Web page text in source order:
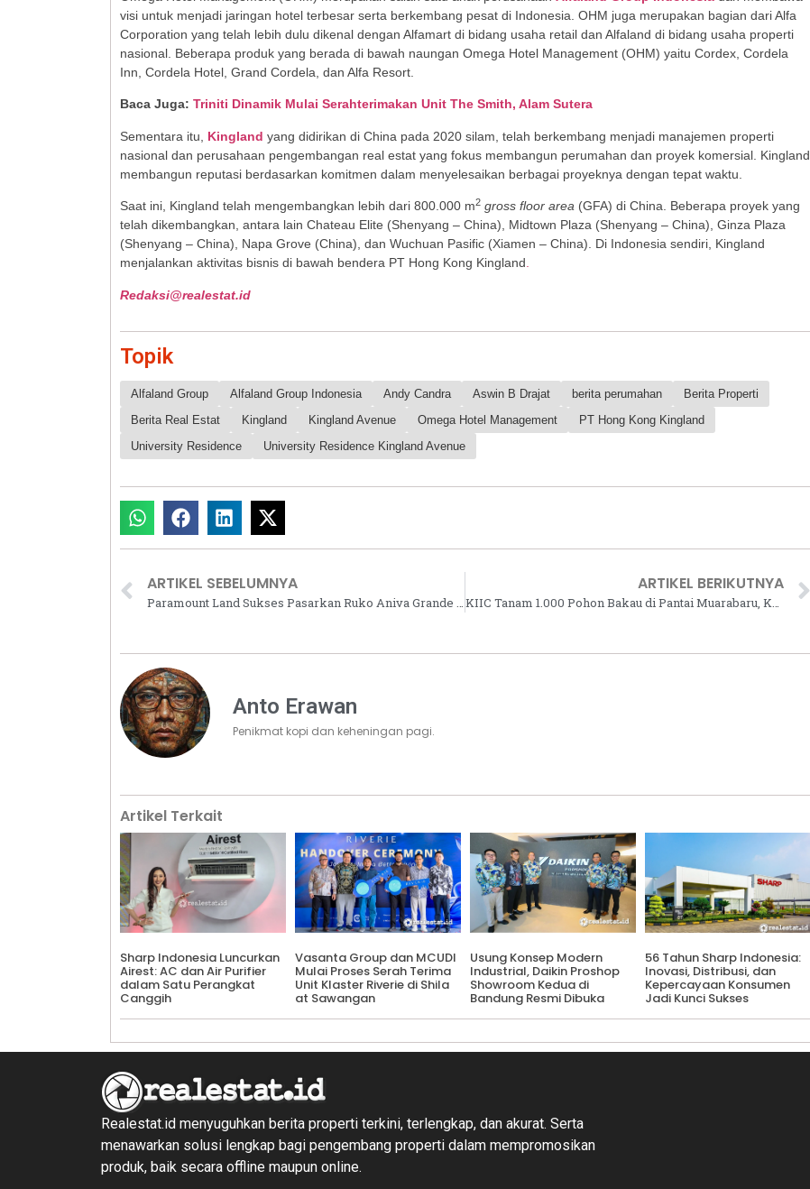
visi untuk menjadi jaringan hotel terbesar serta berkembang pesat di Indonesia. OHM juga merupakan bagian dari Alfa
Corporation yang telah lebih dulu dikenal dengan Alfamart di bidang usaha retail dan Alfaland di bidang usaha properti
nasional. Beberapa produk yang berada di bawah naungan Omega Hotel Management (OHM) yaitu Cordex, Cordela
Inn, Cordela Hotel, Grand Cordela, dan Alfa Resort.
Baca Juga: Triniti Dinamik Mulai Serahterimakan Unit The Smith, Alam Sutera
Sementara itu, Kingland yang didirikan di China pada 2020 silam, telah berkembang menjadi manajemen properti
nasional dan perusahaan pengembangan real estat yang fokus membangun perumahan dan proyek komersial. Kingland
membangun reputasi berdasarkan komitmen dalam menyelesaikan berbagai proyeknya dengan tepat waktu.
Saat ini, Kingland telah mengembangkan lebih dari 800.000 m2 gross floor area (GFA) di China. Beberapa proyek yang
telah dikembangkan, antara lain Chateau Elite (Shenyang – China), Midtown Plaza (Shenyang – China), Ginza Plaza
(Shenyang – China), Napa Grove (China), dan Wuchuan Pasific (Xiamen – China). Di Indonesia sendiri, Kingland
menjalankan aktivitas bisnis di bawah bendera PT Hong Kong Kingland.
Redaksi@realestat.id
Topik
Alfaland Group Alfaland Group Indonesia Andy Candra Aswin B Drajat berita perumahan
Berita Properti
Berita Real Estat
Kingland Kingland Avenue Omega Hotel Management
PT Hong Kong Kingland
University Residence
University Residence Kingland Avenue
ARTIKEL SEBELUMNYA
Paramount Land Sukses Pasarkan Ruko Aniva Grande dan Aniva Junction Tahap 2
ARTIKEL BERIKUTNYA
KIIC Tanam 1.000 Pohon Bakau di Pantai Muarabaru, Karawang
Anto Erawan
Penikmat kopi dan keheningan pagi.
Artikel Terkait
Sharp Indonesia Luncurkan
Airest: AC dan Air Purifier
dalam Satu Perangkat
Canggih
Vasanta Group dan MCUDI
Mulai Proses Serah Terima
Unit Klaster Riverie di Shila
at Sawangan
Usung Konsep Modern
Industrial, Daikin Proshop
Showroom Kedua di
Bandung Resmi Dibuka
56 Tahun Sharp Indonesia:
Inovasi, Distribusi, dan
Kepercayaan Konsumen
Jadi Kunci Sukses
Realestat.id menyuguhkan berita properti terkini, terlengkap, dan akurat. Serta
menawarkan solusi lengkap bagi pengembang properti dalam mempromosikan
produk, baik secara offline maupun online.